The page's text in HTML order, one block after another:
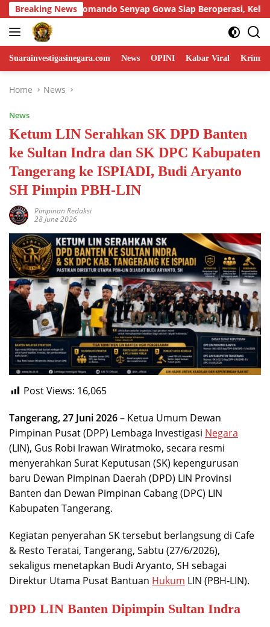
Skip
to
content
Breaking News
Siap Beroperasi, Keliling Pantau Potensi Daerah
Suarainvestigasinegara.com News OPINI Kabar Viral
Home News
News
Ketum LIN Serahkan SK DPD Banten
ke Sultan Indra dan SK DPC Kabupaten
Tangerang ke ISPIADI, Budi Aryanto
SH Pimpin PBH-LIN
Pimpinan Redaksi
28 June 2026
Post Views: 16,065
Tangerang, 27 Juni 2026– Ketua Umum Dewan
Pimpinan Pusat (DPP) Lembaga Investigasi Negara
(LIN), Gus Robi Irawan Wiratmoko, secara resmi
menyerahkan Surat Keputusan (SK) kepengurusan
baru Dewan Pimpinan Daerah (DPD) LIN Provinsi
Banten dan Dewan Pimpinan Cabang (DPC) LIN
Kabupaten Tangerang.
Kegiatan penyerahan SK tersebut berlangsung di Cafe
& Resto Teratai, Tangerang, Sabtu (27/6/2026),
sekaligus menetapkan Budi Aryanto, SH sebagai
Direktur Utama Pusat Bantuan Hukum LIN (PBH-LIN).
DPD LIN Banten Dipimpin Sultan Indra